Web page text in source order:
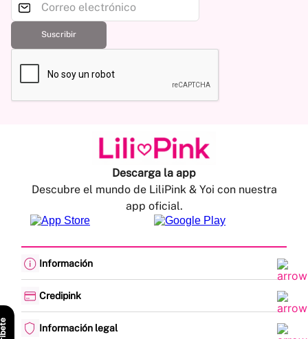
Suscribir
Descarga la app
Descubre el mundo de LiliPink & Yoi con nuestra
app oficial.
Información
Política de envíos
Centro de Ayuda
Preguntas frecuentes
Credipink
Paga aquí tu Credi-Pink
Información legal